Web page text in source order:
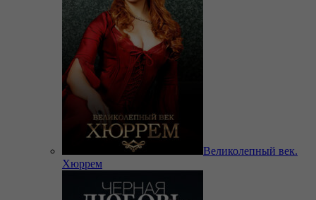
Великолепный век.
Хюррем